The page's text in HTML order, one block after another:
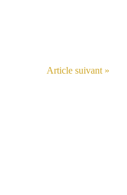
Article suivant »